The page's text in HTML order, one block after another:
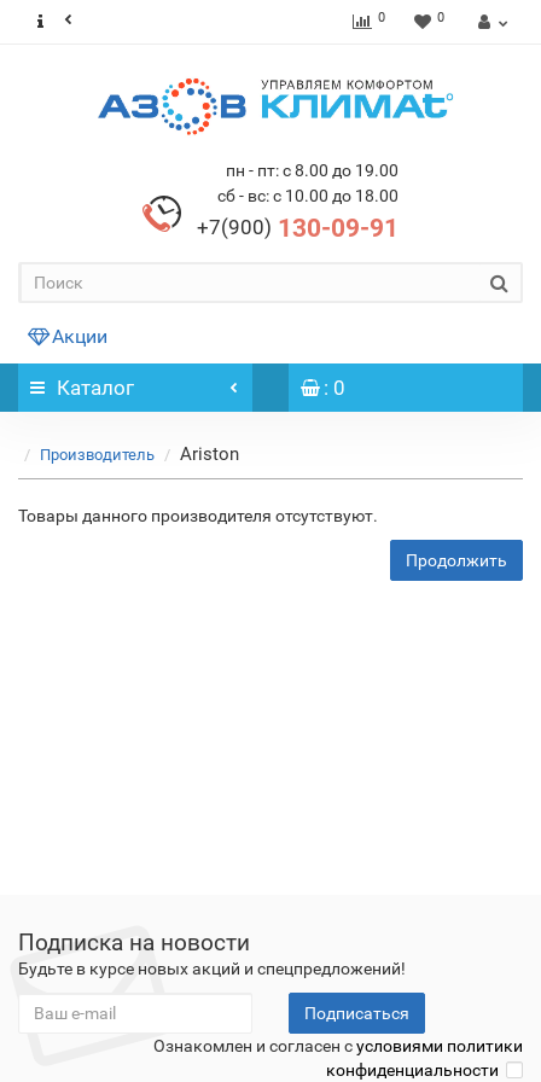
0 0
пн - пт: с 8.00 до 19.00
сб - вс: с 10.00 до 18.00
+7(900) 130-09-91
Акции
Каталог : 0
Производитель Ariston
Товары данного производителя отсутствуют.
Продолжить
Подписка на новости
Будьте в курсе новых акций и спецпредложений!
Подписаться
Ознакомлен и согласен сусловиями политики
конфиденциальности